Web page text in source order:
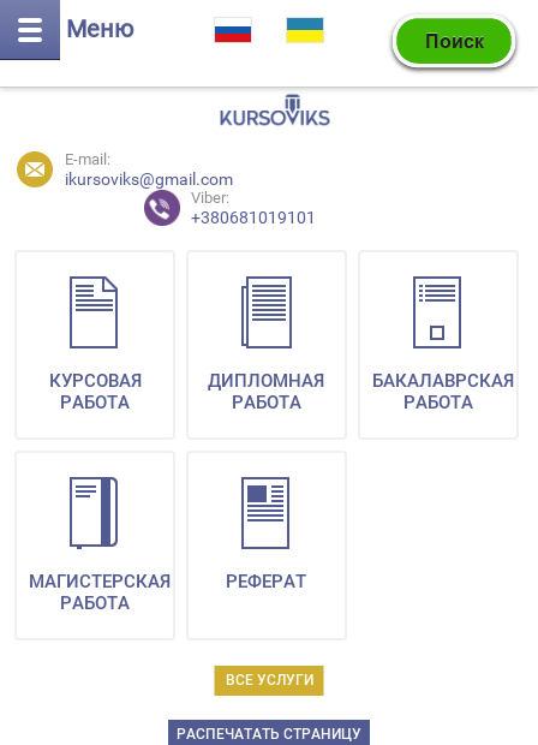
Меню
E-mail:
ikursoviks@gmail.com
Viber:
+380681019101
ВСЕ УСЛУГИ
КУРСОВАЯ
РАБОТА
ДИПЛОМНАЯ
РАБОТА
БАКАЛАВРСКАЯ
РАБОТА
МАГИСТЕРСКАЯ
РАБОТА
РЕФЕРАТ
РАСПЕЧАТАТЬ СТРАНИЦУ